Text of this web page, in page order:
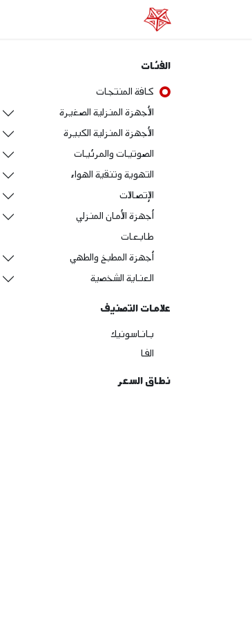
الفئات
كافة المنتجات
الأجهزة المنزلية الصغيرة
الأجهزة المنزلية الكبيرة
الصوتيات والمرئيات
التهوية وتنقية الهواء
الإتصالات
أجهزة الأمان المنزلي
طابعات
أجهزة المطبخ والطهي
العناية الشخصية
علامات التصنيف
باناسونيك
الفا
نطاق السعر